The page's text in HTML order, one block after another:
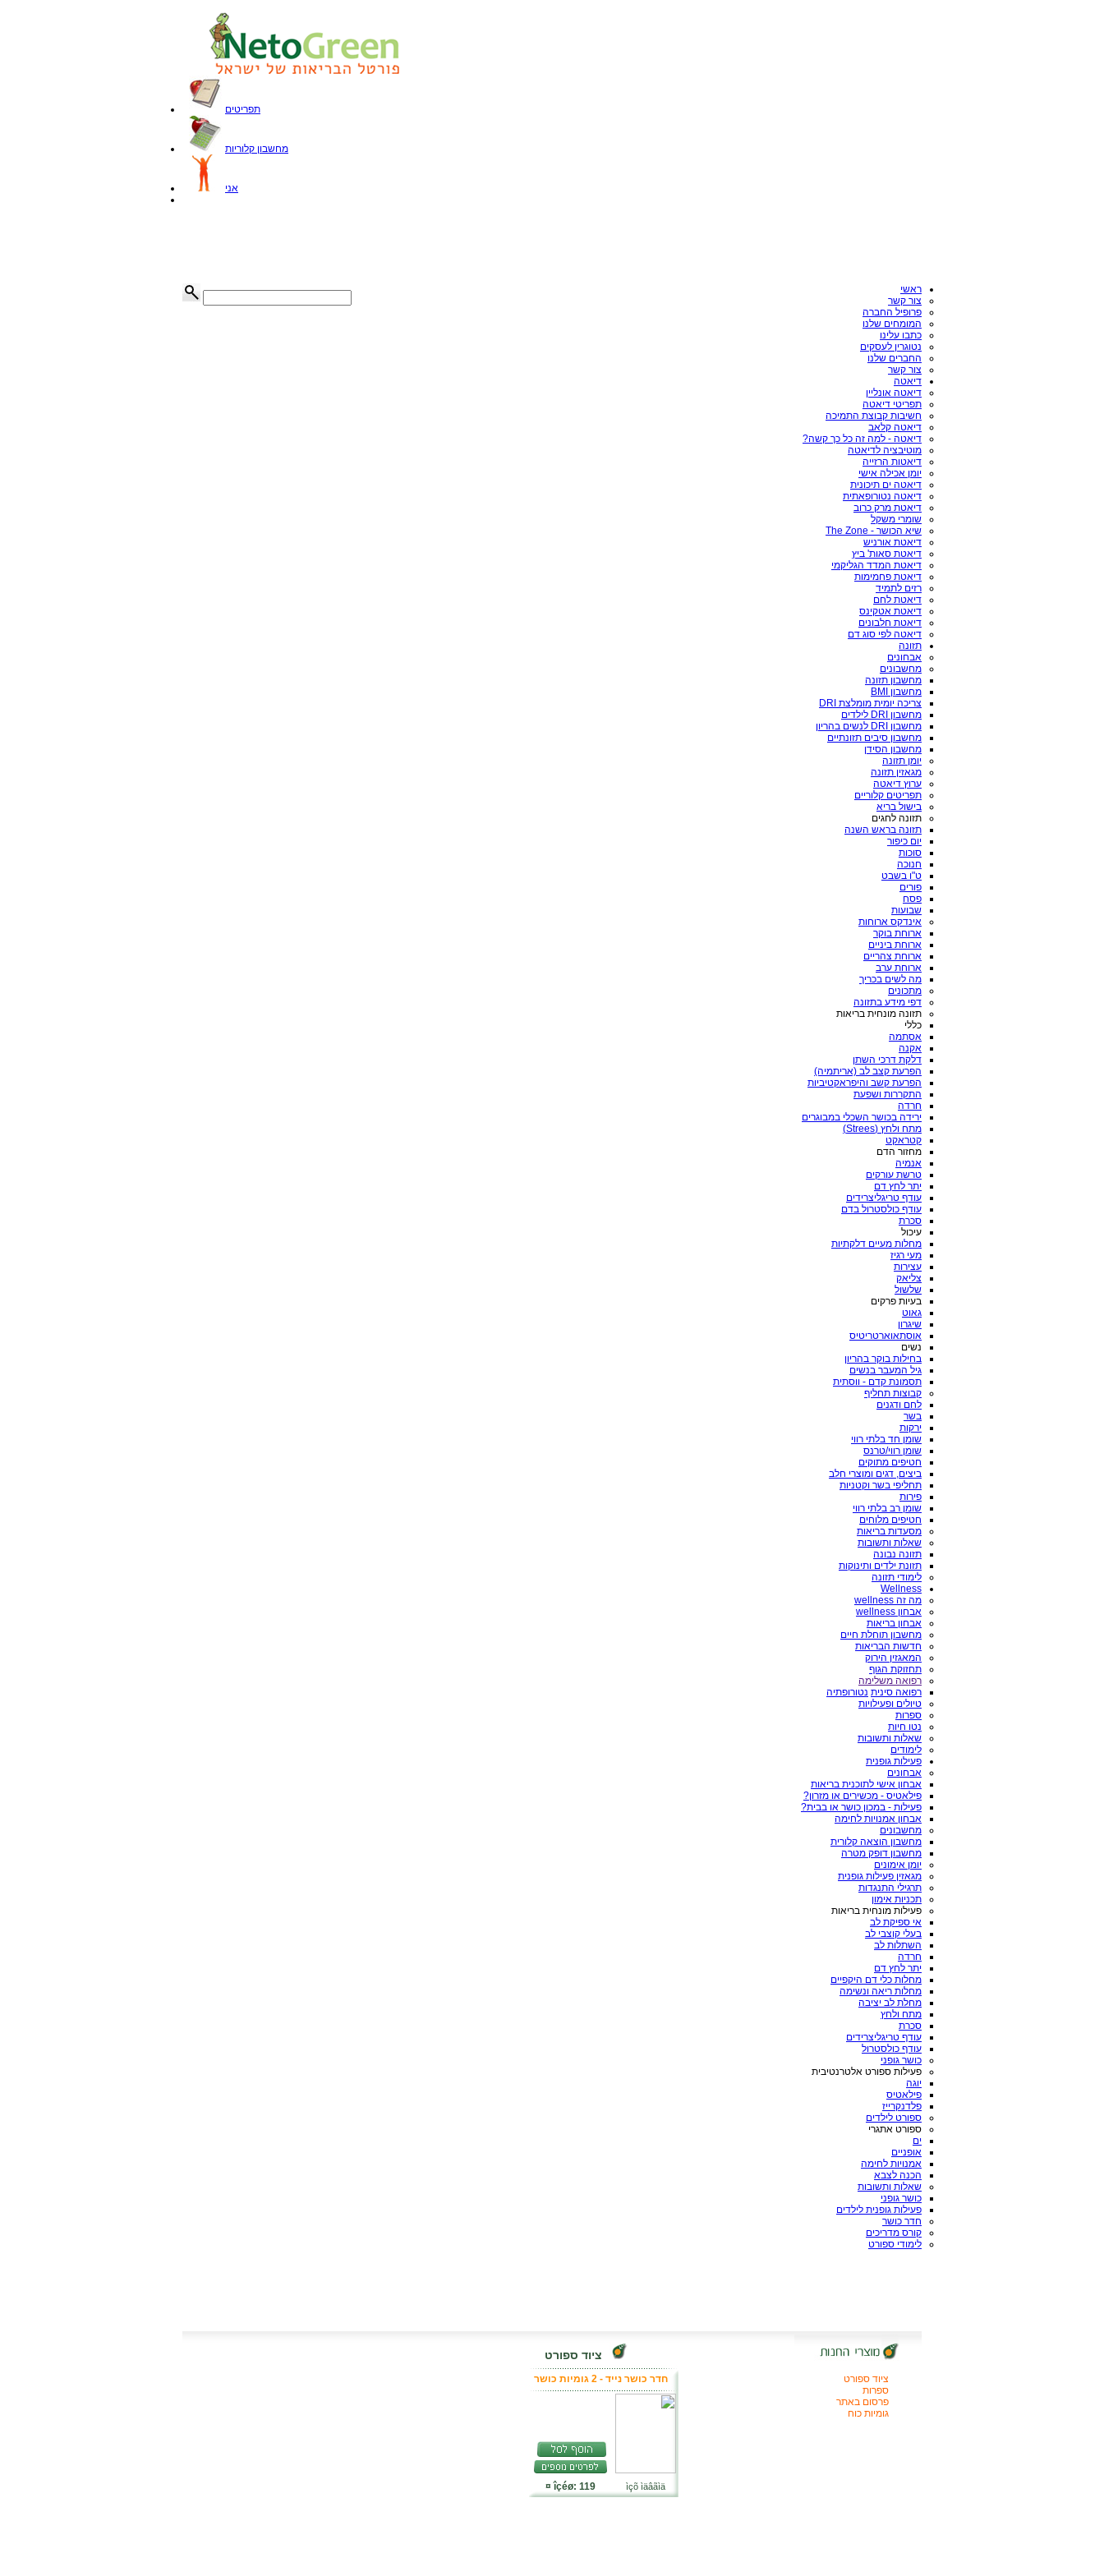
תפריטים
מחשבון קלוריות
אני
ראשי
צור קשר
פרופיל החברה
המומחים שלנו
כתבו עלינו
נטוגרין לעסקים
החברים שלנו
צור קשר
דיאטה
דיאטה אונליין
תפריטי דיאטה
חשיבות קבוצת התמיכה
דיאטה קלאב
דיאטה - למה זה כל כך קשה?
מוטיבציה לדיאטה
דיאטות הרזייה
יומן אכילה אישי
דיאטה ים תיכונית
דיאטה נטורופאתית
דיאטת מרק כרוב
שומרי משקל
שיא הכושר - The Zone
דיאטת אורניש
דיאטת סאות' ביץ
דיאטת המדד הגליקמי
דיאטת פחמימות
רזים לתמיד
דיאטת לחם
דיאטת אטקינס
דיאטת חלבונים
דיאטה לפי סוג דם
תזונה
אבחונים
מחשבונים
מחשבון תזונה
מחשבון BMI
צריכה יומית מומלצת DRI
מחשבון DRI לילדים
מחשבון DRI לנשים בהריון
מחשבון סיבים תזונתיים
מחשבון הסידן
יומן תזונה
מגאזין תזונה
ערוץ דיאטה
תפריטים קלוריים
בישול בריא
תזונה לחגים
תזונה בראש השנה
יום כיפור
סוכות
חנוכה
ט"ו בשבט
פורים
פסח
שבועות
אינדקס ארוחות
ארוחת בוקר
ארוחת ביניים
ארוחת צהריים
ארוחת ערב
מה לשים בכריך
מתכונים
דפי מידע בתזונה
תזונה מונחית בריאות
כללי
אסתמה
אקנה
דלקת דרכי השתן
הפרעת קצב לב (אריתמיה)
הפרעת קשב והיפראקטיביות
התקררות ושפעת
חרדה
ירידה בכושר השכלי במבוגרים
מתח ולחץ (Strees)
קטראקט
מחזור הדם
אנמיה
טרשת עורקים
יתר לחץ דם
עודף טריגליצרידים
עודף כולסטרול בדם
סכרת
עיכול
מחלות מעיים דלקתיות
מעי רגיז
עצירות
צליאק
שלשול
בעיות פרקים
גאוט
שיגרון
אוסתאוארטריטיס
נשים
בחילות בוקר בהריון
גיל המעבר בנשים
תסמונת קדם - ווסתית
קבוצות תחליף
לחם ודגנים
בשר
ירקות
שומן חד בלתי רווי
שומן רווי/טרנס
חטיפים מתוקים
ביצים, דגים ומוצרי חלב
תחליפי בשר וקטניות
פירות
שומן רב בלתי רווי
חטיפים מלוחים
מסעדות בריאות
שאלות ותשובות
תזונה נבונה
תזונת ילדים ותינוקות
לימודי תזונה
Wellness
מה זה wellness
אבחון wellness
אבחון בריאות
מחשבון תוחלת חיים
חדשות הבריאות
המאגזין הירוק
תחזוקת הגוף
רפואה משלימה
רפואה סינית נטורופתיה
טיולים ופעילויות
ספרות
נטו חיות
שאלות ותשובות
לימודים
פעילות גופנית
אבחונים
אבחון אישי לתוכנית בריאות
פילאטיס - מכשירים או מזרון?
פעילות - במכון כושר או בבית?
אבחון אמנויות לחימה
מחשבונים
מחשבון הוצאה קלורית
מחשבון דופק מטרה
יומן אימונים
מגאזין פעילות גופנית
תרגילי התנגדות
תכניות אימון
פעילות מונחית בריאות
אי ספיקת לב
בעלי קוצבי לב
השתלות לב
חרדה
יתר לחץ דם
מחלות כלי דם היקפיים
מחלות ריאה ונשימה
מחלת לב יציבה
מתח ולחץ
סכרת
עודף טריגליצרידים
עודף כולסטרול
כושר גופני
פעילות ספורט אלטרנטיבית
יוגה
פילאטיס
פלדנקרייז
ספורט לילדים
ספורט אתגרי
ים
אופניים
אמנויות לחימה
הכנה לצבא
שאלות ותשובות
כושר גופני
פעילות גופנית לילדים
חדר כושר
קורס מדריכים
לימודי ספורט
ציוד ספורט
חדר כושר נייד - 2 גומיות כושר
ìçõ ìäâãìä
îçéø: 119 ¤
ציוד ספורט
ספרות
פרסום באתר
גומיות כוח